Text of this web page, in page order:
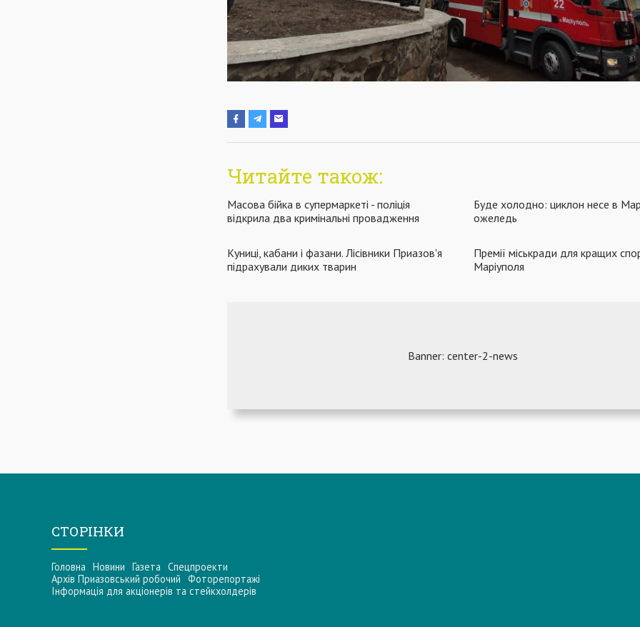
Читайте також:
Масова бійка в супермаркеті - поліція
відкрила два кримінальні провадження
Буде холодно: циклон несе в
ожеледь
Куниці, кабани і фазани. Лісівники Приазов'я
підрахували диких тварин
Премії міськради для кращих
Маріуполя
СТОРІНКИ
Головна Новини Газета Спецпроекти
Архів Приазовський робочий Фоторепортажі
Інформацiя для акцiонерiв та стейкхолдерiв